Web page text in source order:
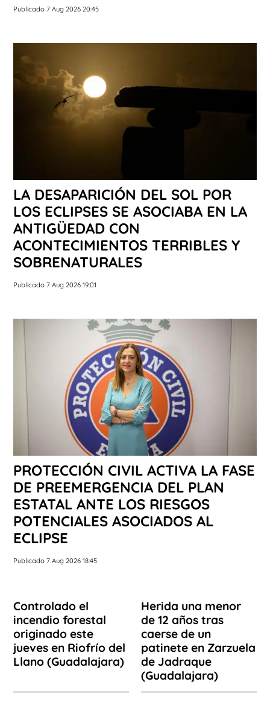
Publicado 7 Aug 2026 20:45
LA DESAPARICIÓN DEL SOL POR
LOS ECLIPSES SE ASOCIABA EN LA
ANTIGÜEDAD CON
ACONTECIMIENTOS TERRIBLES Y
SOBRENATURALES
Publicado 7 Aug 2026 19:01
PROTECCIÓN CIVIL ACTIVA LA FASE
DE PREEMERGENCIA DEL PLAN
ESTATAL ANTE LOS RIESGOS
POTENCIALES ASOCIADOS AL
ECLIPSE
Publicado 7 Aug 2026 18:45
Controlado el
incendio forestal
originado este
jueves en Riofrío del
Llano (Guadalajara)
Herida una menor
de 12 años tras
caerse de un
patinete en Zarzuela
de Jadraque
(Guadalajara)